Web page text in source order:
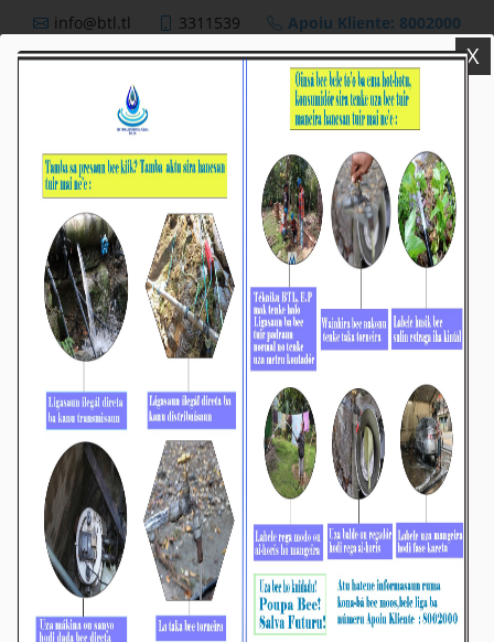
info@btl.tl 3311539 Apoiu Kliente: 8002000
Aprezentasaun Finál kona-bá DED ba Projetu
Dili Urban Water Supply System
Média_BTL, E.P 17-Outobru-2023
X